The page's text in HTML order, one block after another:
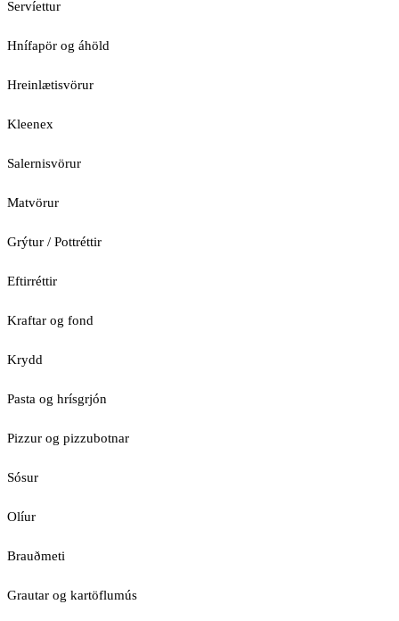
Servíettur
Hnífapör og áhöld
Hreinlætisvörur
Kleenex
Salernisvörur
Matvörur
Grýtur / Pottréttir
Eftirréttir
Kraftar og fond
Krydd
Pasta og hrísgrjón
Pizzur og pizzubotnar
Sósur
Olíur
Brauðmeti
Grautar og kartöflumús